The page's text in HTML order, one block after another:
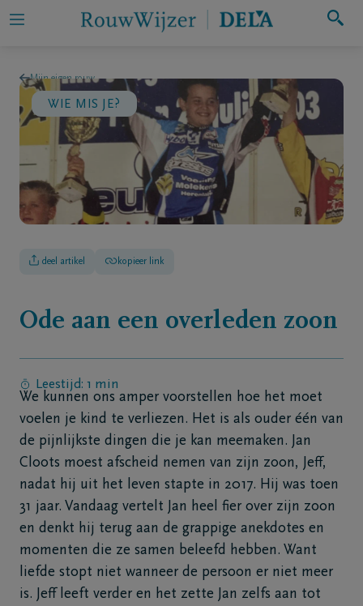
Mijn
eigen
Iemand
in
ondersteunen
Hulp
rouw
NL
Zoeken
Mijn eigen rouw
WIE MIS JE?
deel artikel kopieer link
Ode aan een overleden zoon
Leestijd: 1 min
We kunnen ons amper voorstellen hoe het moet
voelen je kind te verliezen. Het is als ouder één van
de pijnlijkste dingen die je kan meemaken. Jan
Cloots moest afscheid nemen van zijn zoon, Jeff,
nadat hij uit het leven stapte in 2017. Hij was toen
31 jaar. Vandaag vertelt Jan heel fier over zijn zoon
en denkt hij terug aan de grappige anekdotes en
momenten die ze samen beleefd hebben. Want
liefde stopt niet wanneer de persoon er niet meer
is. Jeff leeft verder en het zette Jan zelfs aan tot